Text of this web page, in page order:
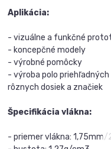
Aplikácia:
- vizuálne a funkčné
- koncepčné modely
- výrobné pomôcky
- výroba polo
rôznych dosiek a značiek
Špecifikácia vlákna:
- priemer vlákna: